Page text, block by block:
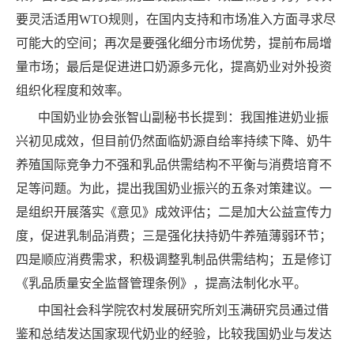
要灵活适用WTO规则，在国内支持和市场准入方面寻求尽
可能大的空间；再次是要强化细分市场优势，提前布局增
量市场；最后是促进进口奶源多元化，提高奶业对外投资
组织化程度和效率。
中国奶业协会张智山副秘书长提到：我国推进奶业振
兴初见成效，但目前仍然面临奶源自给率持续下降、奶牛
养殖国际竞争力不强和乳品供需结构不平衡与消费培育不
足等问题。为此，提出我国奶业振兴的五条对策建议。一
是组织开展落实《意见》成效评估；二是加大公益宣传力
度，促进乳制品消费；三是强化扶持奶牛养殖薄弱环节；
四是顺应消费需求，积极调整乳制品供需结构；五是修订
《乳品质量安全监督管理条例》，提高法制化水平。
中国社会科学院农村发展研究所刘玉满研究员通过借
鉴和总结发达国家现代奶业的经验，比较我国奶业与发达